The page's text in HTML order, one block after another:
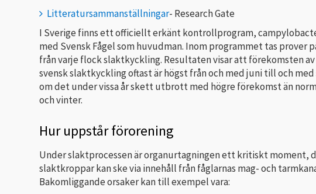
Litteratursammanställningar- Research Gate
I Sverige finns ett officiellt erkänt kontrollprogram,
med Svensk Fågel som huvudman. Inom programmet tas prover
från varje flock slaktkyckling. Resultaten visar att förekomsten
svensk slaktkyckling oftast är högst från och med juni till och
om det under vissa år skett utbrott med högre förekomst än
och vinter.
Hur uppstår förorening
Under slaktprocessen är organurtagningen ett kritiskt moment,
slaktkroppar kan ske via innehåll från fåglarnas mag- och
Bakomliggande orsaker kan till exempel vara: